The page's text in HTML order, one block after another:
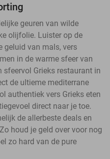
geuren van wilde
olijfolie. Luister op de
geluid van mals, vers
in de warme sfeer van
sfeervol Grieks restaurant in
de ultieme mediterrane
authentiek vers Grieks eten
direct naar je toe.
de allerbeste deals en
houd je geld over voor nog
zo hard van de pure